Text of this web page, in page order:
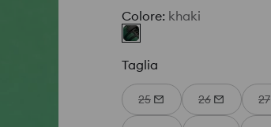
Colore: khaki
Taglia
25 26 27